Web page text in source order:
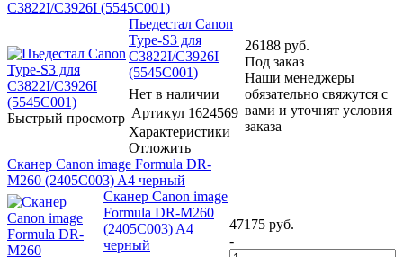
C3822I/C3926I (5545C001)
Быстрый просмотр
Пьедестал Canon
Type-S3 для
C3822I/C3926I
(5545C001)
Нет в наличии
Артикул 1624569
Характеристики
Отложить
26188 руб.
Под заказ
Наши менеджеры
обязательно свяжутся с
вами и уточнят условия
заказа
Сканер Canon image Formula DR-
M260 (2405C003) A4 черный
Сканер Canon image
Formula DR-M260
(2405C003) A4
черный
47175 руб.
-